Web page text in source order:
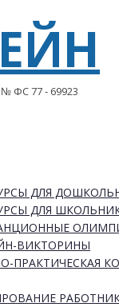
ФС 77 - 69923
ДЛЯ
ДЛЯ
ВИКТОРИНЫ
ПРАКТИЧЕСКАЯ